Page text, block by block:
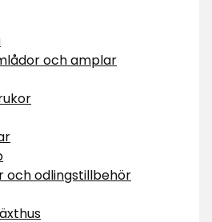
och amplar
och odlingstillbehör